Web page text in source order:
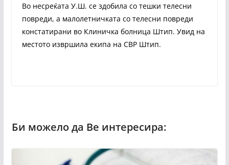
Во несреќата У.Ш. се здобила со тешки телесни
повреди, а малолетничката со телесни повреди
констатирани во Клиничка болница Штип. Увид на
местото извршила екипа на СВР Штип.